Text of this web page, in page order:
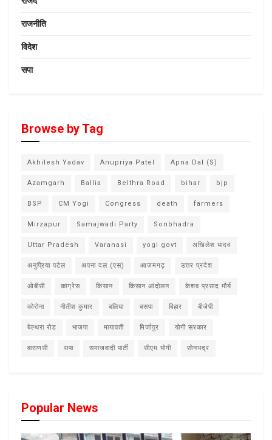
राजनीति
विदेश
सपा
Browse by Tag
Akhilesh Yadav Anupriya Patel Apna Dal (S)
Azamgarh Ballia Belthra Road bihar bjp
BSP CM Yogi Congress death farmers
Mirzapur Samajwadi Party Sonbhadra
Uttar Pradesh Varanasi yogi govt अखिलेश यादव
अनुप्रिया पटेल अपना दल (एस) आजमगढ़ उत्तर प्रदेश
ओबीसी कांग्रेस किसान किसान आंदोलन केशव प्रसाद मौर्य
कोरोना नीतीश कुमार बलिया बसपा बिहार बीजेपी
बेल्थरा रोड भाजपा मायावती मिर्जापुर योगी सरकार
वाराणसी सपा समाजवादी पार्टी सीएम योगी सोनभद्र
Popular News